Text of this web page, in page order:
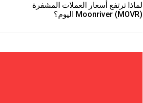
لماذا ترتفع أسعار العملات المشفرة
Moonriver (MOVR) اليوم؟